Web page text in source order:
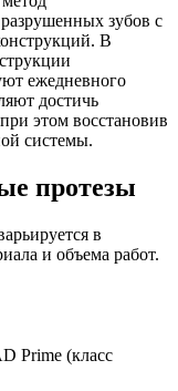
зубов с
В
ежедневного
достичь
этом восстановив
системы.
протезы
в
и объема работ.
Prime (класс